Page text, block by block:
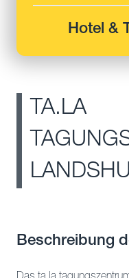
TA.LA
Beschreibung
Hotel &